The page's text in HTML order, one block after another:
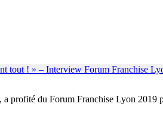
, a profité du Forum Franchise Lyon 2019